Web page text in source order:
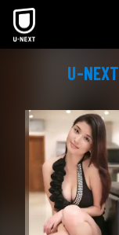
本文へスキップ
U-NEXT